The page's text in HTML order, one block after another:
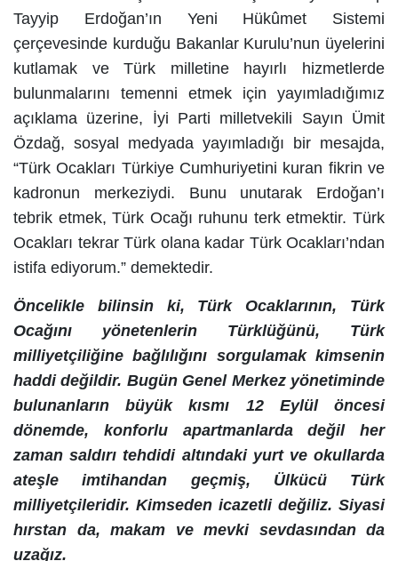
Tayyip Erdoğan’ın Yeni Hükûmet Sistemi
çerçevesinde kurduğu Bakanlar Kurulu’nun üyelerini
kutlamak ve Türk milletine hayırlı hizmetlerde
bulunmalarını temenni etmek için yayımladığımız
açıklama üzerine, İyi Parti milletvekili Sayın Ümit
Özdağ, sosyal medyada yayımladığı bir mesajda,
“Türk Ocakları Türkiye Cumhuriyetini kuran fikrin ve
kadronun merkeziydi. Bunu unutarak Erdoğan’ı
tebrik etmek, Türk Ocağı ruhunu terk etmektir. Türk
Ocakları tekrar Türk olana kadar Türk Ocakları’ndan
istifa ediyorum.” demektedir.
Öncelikle bilinsin ki, Türk Ocaklarının, Türk
Ocağını yönetenlerin Türklüğünü, Türk
milliyetçiliğine bağlılığını sorgulamak kimsenin
haddi değildir. Bugün Genel Merkez yönetiminde
bulunanların büyük kısmı 12 Eylül öncesi
dönemde, konforlu apartmanlarda değil her
zaman saldırı tehdidi altındaki yurt ve okullarda
ateşle imtihandan geçmiş, Ülkücü Türk
milliyetçileridir. Kimseden icazetli değiliz. Siyasi
hırstan da, makam ve mevki sevdasından da
uzağız.